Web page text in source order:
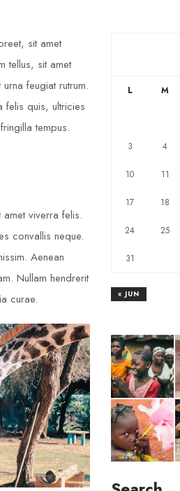
sit amet
tellus, sit amet
feugiat rutrum.
felis quis, ultricies
tempus.
viverra felis.
convallis neque.
Aenean
Nullam hendrerit
curae.
L M
3 4
10 11
17 18
24 25
31
« JUN